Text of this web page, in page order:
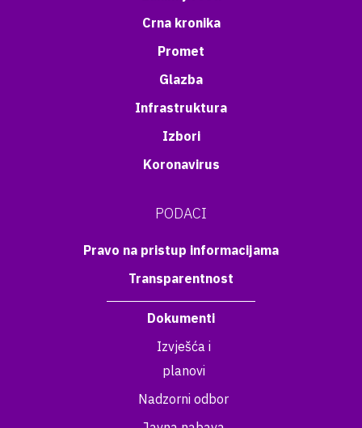
Crna kronika
Promet
Glazba
Infrastruktura
Izbori
Koronavirus
PODACI
Pravo na pristup informacijama
Transparentnost
Dokumenti
Izvješća i
planovi
Nadzorni odbor